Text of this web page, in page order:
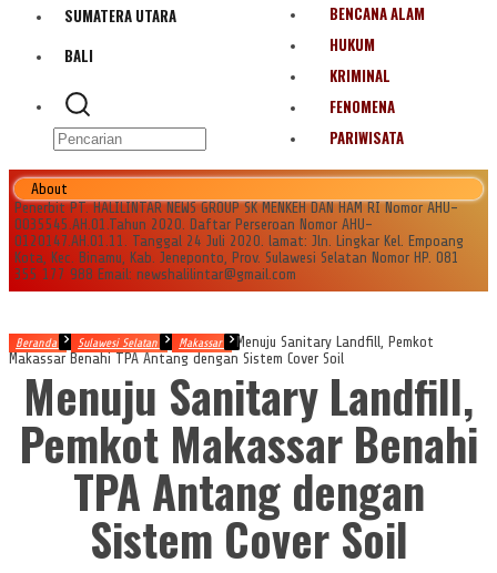
SUMATERA UTARA
BALI
BENCANA ALAM
HUKUM
KRIMINAL
FENOMENA
PARIWISATA
About
Penerbit PT. HALILINTAR NEWS GROUP SK MENKEH DAN HAM RI Nomor AHU-
0035545.AH.01.Tahun 2020. Daftar Perseroan Nomor AHU-
0120147.AH.01.11. Tanggal 24 Juli 2020. lamat: Jln. Lingkar Kel. Empoang
Kota, Kec. Binamu, Kab. Jeneponto, Prov. Sulawesi Selatan Nomor HP. 081
355 177 988 Email: newshalilintar@gmail.com
Beranda Sulawesi Selatan Makassar
Menuju Sanitary Landfill, Pemkot
Makassar Benahi TPA Antang dengan Sistem Cover Soil
Menuju Sanitary Landfill,
Pemkot Makassar Benahi
TPA Antang dengan
Sistem Cover Soil